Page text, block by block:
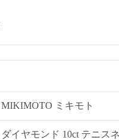
MIKIMOTO ミキモト
ダイヤモンド 10ct テニス